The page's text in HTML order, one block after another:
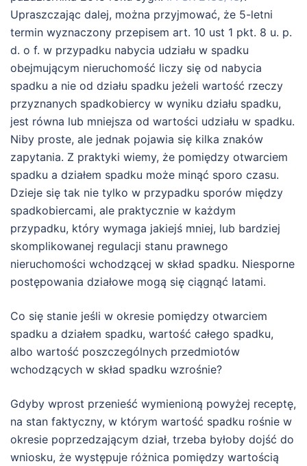
Upraszczając dalej, można przyjmować, że 5-letni
termin wyznaczony przepisem art. 10 ust 1 pkt. 8 u. p.
d. o f. w przypadku nabycia udziału w spadku
obejmującym nieruchomość liczy się od nabycia
spadku a nie od działu spadku jeżeli wartość rzeczy
przyznanych spadkobiercy w wyniku działu spadku,
jest równa lub mniejsza od wartości udziału w spadku.
Niby proste, ale jednak pojawia się kilka znaków
zapytania. Z praktyki wiemy, że pomiędzy otwarciem
spadku a działem spadku może minąć sporo czasu.
Dzieje się tak nie tylko w przypadku sporów między
spadkobiercami, ale praktycznie w każdym
przypadku, który wymaga jakiejś mniej, lub bardziej
skomplikowanej regulacji stanu prawnego
nieruchomości wchodzącej w skład spadku. Niesporne
postępowania działowe mogą się ciągnąć latami.
Co się stanie jeśli w okresie pomiędzy otwarciem
spadku a działem spadku, wartość całego spadku,
albo wartość poszczególnych przedmiotów
wchodzących w skład spadku wzrośnie?
Gdyby wprost przenieść wymienioną powyżej receptę,
na stan faktyczny, w którym wartość spadku rośnie w
okresie poprzedzającym dział, trzeba byłoby dojść do
wniosku, że występuje różnica pomiędzy wartością